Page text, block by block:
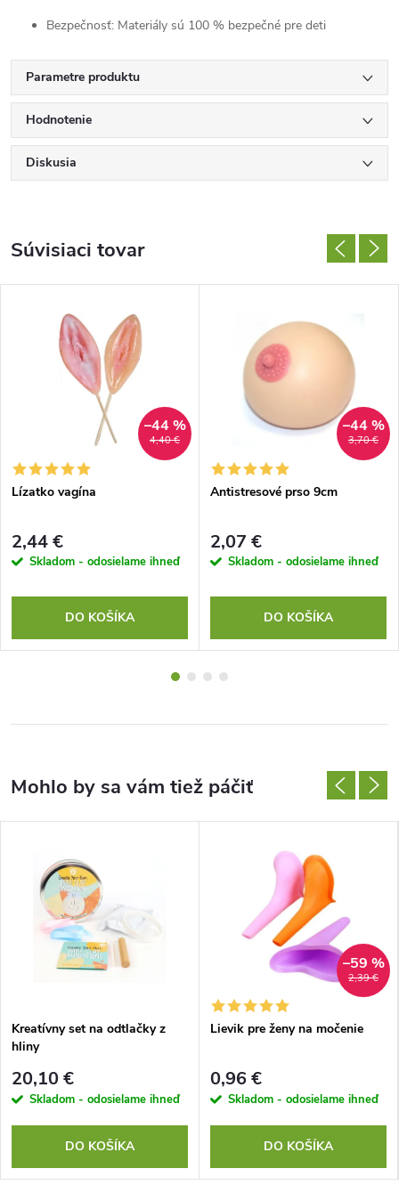
Bezpečnosť: Materiály sú 100 % bezpečné pre deti
Parametre produktu
Hodnotenie
Diskusia
Súvisiaci tovar
4,40 €
–44 %
Lízatko vagína
2,44 €
Skladom - odosielame ihneď
DO KOŠÍKA
3,70 €
–44 %
Antistresové prso 9cm
2,07 €
Skladom - odosielame ihneď
DO KOŠÍKA
Kreatívny set na odtlačky z
hliny
20,10 €
Skladom - odosielame ihneď
DO KOŠÍKA
2,39 €
–59 %
Lievik pre ženy na močenie
0,96 €
Skladom - odosielame ihneď
DO KOŠÍKA